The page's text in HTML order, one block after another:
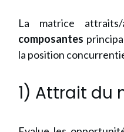
La matrice attraits/
composantes
la position
1) Attrait du